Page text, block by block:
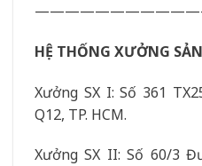
HỆ THỐNG XƯỞNG
Xưởng SX I: Số 361
Q12, TP. HCM.
Xưởng SX II: Số 60/3